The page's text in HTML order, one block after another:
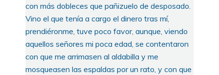
con más dobleces que pañizuelo de desposado.
Vino el que tenía a cargo el dinero tras mí,
prendiéronme, tuve poco favor, aunque, viendo
aquellos señores mi poca edad, se contentaron
con que me arrimasen al aldabilla y me
mosqueasen las espaldas por un rato, y con que